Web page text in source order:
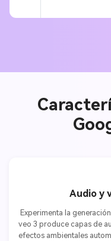
Audio y
Experimenta la
veo 3 produce capas de
efectos ambientales